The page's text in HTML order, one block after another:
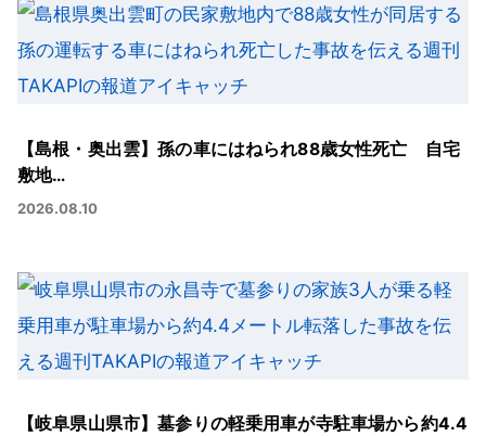
【島根・奥出雲】孫の車にはねられ88歳女性死亡 自宅
敷地…
2026.08.10
【岐阜県山県市】墓参りの軽乗用車が寺駐車場から約4.4